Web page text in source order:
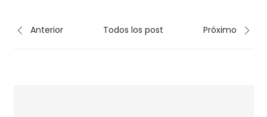
Anterior Todos los post Próximo